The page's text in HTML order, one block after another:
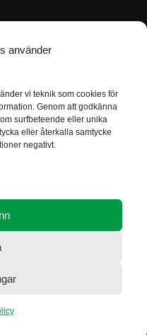
använder
vi teknik som cookies för
Genom att godkänna
surfbeteende eller unika
eller återkalla samtycke
negativt.
kontroll som 90-konto
av det du ger går till vårt